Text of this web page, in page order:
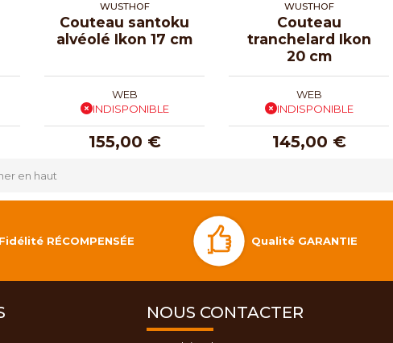
WUSTHOF
Couteau santoku
alvéolé Ikon 17 cm
WEB
INDISPONIBLE
155,00 €
WUSTHOF
Couteau
tranchelard Ikon
20 cm
WEB
INDISPONIBLE
145,00 €
en haut
Fidélité RÉCOMPENSÉE Qualité GARANTIE
NOUS CONTACTER